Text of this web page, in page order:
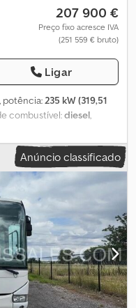
207 900 €
Preço fixo acresce IVA
(251 559 € bruto)
Ligar
, potência: 235 kW (319,51
combustível:diesel
retardador, comprimento
, Ano de fabrico:2026,
de velocidade de
= Outros - Webasto
= Mais
da empresa =
sede na Bélgica, nos
Bus Sales é o seu
autocarros usados e
que serve como
stock um grande número
modelos e em
Anúncio classificado